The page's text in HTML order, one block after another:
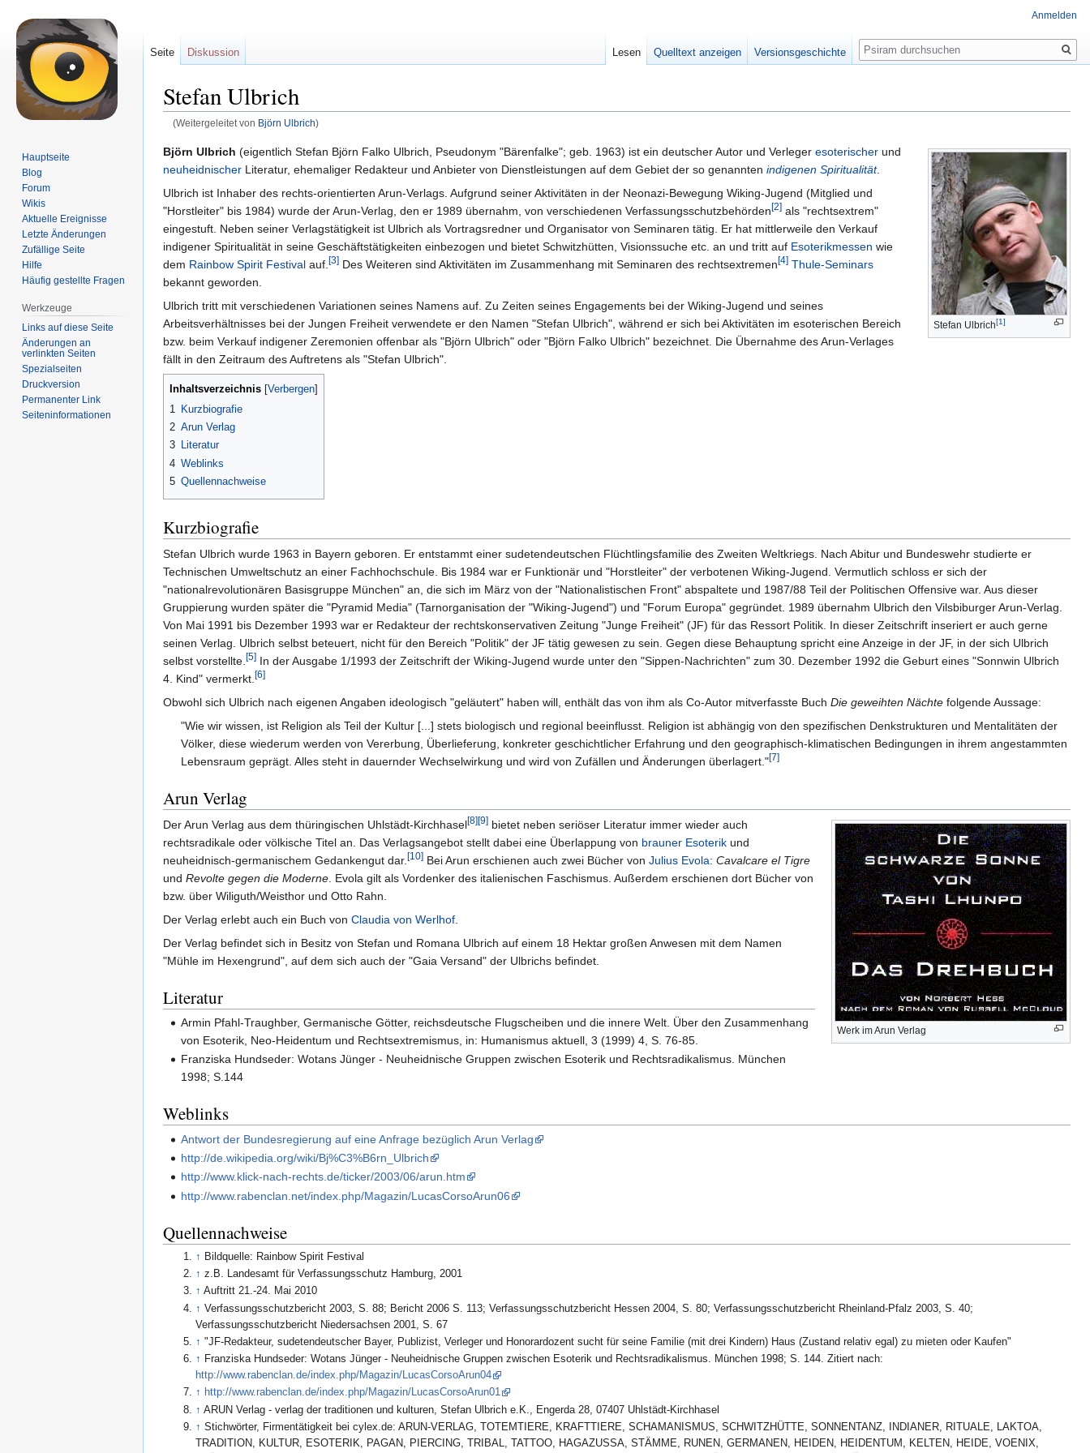
Stefan Ulbrich
(Weitergeleitet von Björn Ulbrich)
Zur
Navigation
springen
Zur
Suche
springen
Stefan Ulbrich[1]
Björn Ulbrich (eigentlich Stefan Björn Falko Ulbrich, Pseudonym "Bärenfalke"; geb. 1963) ist ein deutscher Autor und Verleger esoterischer und
neuheidnischer Literatur, ehemaliger Redakteur und Anbieter von Dienstleistungen auf dem Gebiet der so genannten indigenen Spiritualität.
Ulbrich ist Inhaber des rechts-orientierten Arun-Verlags. Aufgrund seiner Aktivitäten in der Neonazi-Bewegung Wiking-Jugend (Mitglied und
"Horstleiter" bis 1984) wurde der Arun-Verlag, den er 1989 übernahm, von verschiedenen Verfassungsschutzbehörden[2] als "rechtsextrem"
eingestuft. Neben seiner Verlagstätigkeit ist Ulbrich als Vortragsredner und Organisator von Seminaren tätig. Er hat mittlerweile den Verkauf
indigener Spiritualität in seine Geschäftstätigkeiten einbezogen und bietet Schwitzhütten, Visionssuche etc. an und tritt auf Esoterikmessen wie
dem Rainbow Spirit Festival auf. [3] Des Weiteren sind Aktivitäten im Zusammenhang mit Seminaren des rechtsextremen[4] Thule-Seminars
bekannt geworden.
Ulbrich tritt mit verschiedenen Variationen seines Namens auf. Zu Zeiten seines Engagements bei der Wiking-Jugend und seines
Arbeitsverhältnisses bei der Jungen Freiheit verwendete er den Namen "Stefan Ulbrich", während er sich bei Aktivitäten im esoterischen Bereich
bzw. beim Verkauf indigener Zeremonien offenbar als "Björn Ulbrich" oder "Björn Falko Ulbrich" bezeichnet. Die Übernahme des Arun-Verlages
fällt in den Zeitraum des Auftretens als "Stefan Ulbrich".
Inhaltsverzeichnis
1
Kurzbiografie
2 Arun Verlag
3 Literatur
4 Weblinks
5 Quellennachweise
Kurzbiografie
Stefan Ulbrich wurde 1963 in Bayern geboren. Er entstammt einer sudetendeutschen Flüchtlingsfamilie des Zweiten Weltkriegs. Nach Abitur und Bundeswehr studierte er
Technischen Umweltschutz an einer Fachhochschule. Bis 1984 war er Funktionär und "Horstleiter" der verbotenen Wiking-Jugend. Vermutlich schloss er sich der
"nationalrevolutionären Basisgruppe München" an, die sich im März von der "Nationalistischen Front" abspaltete und 1987/88 Teil der Politischen Offensive war. Aus dieser
Gruppierung wurden später die "Pyramid Media" (Tarnorganisation der "Wiking-Jugend") und "Forum Europa" gegründet. 1989 übernahm Ulbrich den Vilsbiburger Arun-Verlag.
Von Mai 1991 bis Dezember 1993 war er Redakteur der rechtskonservativen Zeitung "Junge Freiheit" (JF) für das Ressort Politik. In dieser Zeitschrift inseriert er auch gerne
seinen Verlag. Ulbrich selbst beteuert, nicht für den Bereich "Politik" der JF tätig gewesen zu sein. Gegen diese Behauptung spricht eine Anzeige in der JF, in der sich Ulbrich
selbst vorstellte. [5] In der Ausgabe 1/1993 der Zeitschrift der Wiking-Jugend wurde unter den "Sippen-Nachrichten" zum 30. Dezember 1992 die Geburt eines "Sonnwin Ulbrich
4. Kind" vermerkt. [6]
Obwohl sich Ulbrich nach eigenen Angaben ideologisch "geläutert" haben will, enthält das von ihm als Co-Autor mitverfasste Buch Die geweihten Nächte folgende Aussage:
"Wie wir wissen, ist Religion als Teil der Kultur [...] stets biologisch und regional beeinflusst. Religion ist abhängig von den spezifischen Denkstrukturen und Mentalitäten der
Völker, diese wiederum werden von Vererbung, Überlieferung, konkreter geschichtlicher Erfahrung und den geographisch-klimatischen Bedingungen in ihrem angestammten
Lebensraum geprägt. Alles steht in dauernder Wechselwirkung und wird von Zufällen und Änderungen überlagert."[7]
Arun Verlag
Werk im Arun Verlag
Der Arun Verlag aus dem thüringischen Uhlstädt-Kirchhasel[8][9] bietet neben seriöser Literatur immer wieder auch
rechtsradikale oder völkische Titel an. Das Verlagsangebot stellt dabei eine Überlappung von brauner Esoterik und
neuheidnisch-germanischem Gedankengut dar. [10] Bei Arun erschienen auch zwei Bücher von Julius Evola: Cavalcare el Tigre
und Revolte gegen die Moderne . Evola gilt als Vordenker des italienischen Faschismus. Außerdem erschienen dort Bücher von
bzw. über Wiliguth/Weisthor und Otto Rahn.
Der Verlag erlebt auch ein Buch von Claudia von Werlhof
Der Verlag befindet sich in Besitz von Stefan und Romana Ulbrich auf einem 18 Hektar großen Anwesen mit dem Namen
"Mühle im Hexengrund", auf dem sich auch der "Gaia Versand" der Ulbrichs befindet.
Literatur
Armin Pfahl-Traughber, Germanische Götter, reichsdeutsche Flugscheiben und die innere Welt. Über den Zusammenhang
von Esoterik, Neo-Heidentum und Rechtsextremismus, in: Humanismus aktuell, 3 (1999) 4, S. 76-85.
Franziska Hundseder: Wotans Jünger - Neuheidnische Gruppen zwischen Esoterik und Rechtsradikalismus. München
1998; S.144
Weblinks
Antwort der Bundesregierung auf eine Anfrage bezüglich Arun Verlag
http://de.wikipedia.org/wiki/Bj%C3%B6rn_Ulbrich
http://www.klick-nach-rechts.de/ticker/2003/06/arun.htm
http://www.rabenclan.net/index.php/Magazin/LucasCorsoArun06
Quellennachweise
↑ Bildquelle: Rainbow Spirit Festival
↑ z.B. Landesamt für Verfassungsschutz Hamburg, 2001
↑ Auftritt 21.-24. Mai 2010
↑ Verfassungsschutzbericht 2003, S. 88; Bericht 2006 S. 113; Verfassungsschutzbericht Hessen 2004, S. 80; Verfassungsschutzbericht Rheinland-Pfalz 2003, S. 40;
Verfassungsschutzbericht Niedersachsen 2001, S. 67
↑ "JF-Redakteur, sudetendeutscher Bayer, Publizist, Verleger und Honorardozent sucht für seine Familie (mit drei Kindern) Haus (Zustand relativ egal) zu mieten oder Kaufen"
↑ Franziska Hundseder: Wotans Jünger - Neuheidnische Gruppen zwischen Esoterik und Rechtsradikalismus. München 1998; S. 144. Zitiert nach:
http://www.rabenclan.de/index.php/Magazin/LucasCorsoArun04
↑ http://www.rabenclan.de/index.php/Magazin/LucasCorsoArun01
↑ ARUN Verlag - verlag der traditionen und kulturen, Stefan Ulbrich e.K., Engerda 28, 07407 Uhlstädt-Kirchhasel
↑ Stichwörter, Firmentätigkeit bei cylex.de: ARUN-VERLAG, TOTEMTIERE, KRAFTTIERE, SCHAMANISMUS, SCHWITZHÜTTE, SONNENTANZ, INDIANER, RITUALE, LAKTOA,
TRADITION, KULTUR, ESOTERIK, PAGAN, PIERCING, TRIBAL, TATTOO, HAGAZUSSA, STÄMME, RUNEN, GERMANEN, HEIDEN, HEIDENTUM, KELTEN, HEIDE, VOENIX,
Anmelden
Seite Diskussion Lesen Quelltext anzeigen Versionsgeschichte
Suche
Hauptseite
Blog
Forum
Wikis
Aktuelle Ereignisse
Letzte Änderungen
Zufällige Seite
Hilfe
Häufig gestellte Fragen
Werkzeuge
Links auf diese Seite
Änderungen an
verlinkten Seiten
Spezialseiten
Druckversion
Permanenter Link
Seiten­informationen